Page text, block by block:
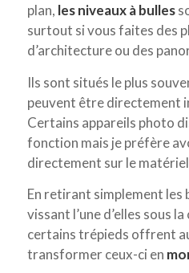
plan, les niveaux à bulles
surtout si vous faites des
d’architecture ou des
Ils sont situés le plus
peuvent être directement
Certains appareils photo
fonction mais je préfère
directement sur le
En retirant simplement les
vissant l’une d’elles sous
certains trépieds offrent
transformer ceux-ci en